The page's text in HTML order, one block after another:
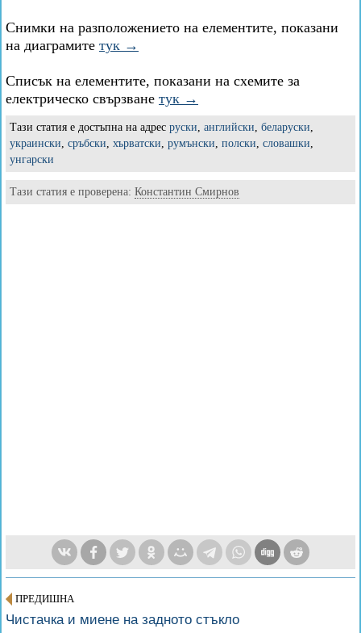
Снимки на разположението на елементите, показани
на диаграмите тук →
Списък на елементите, показани на схемите за
електрическо свързване тук →
Тази статия е достъпна на адрес руски, английски, беларуски,
украински, сръбски, хърватски, румънски, полски, словашки,
унгарски
Тази статия е проверена: Константин Смирнов
ПРЕДИШНА
Чистачка и миене на задното стъкло